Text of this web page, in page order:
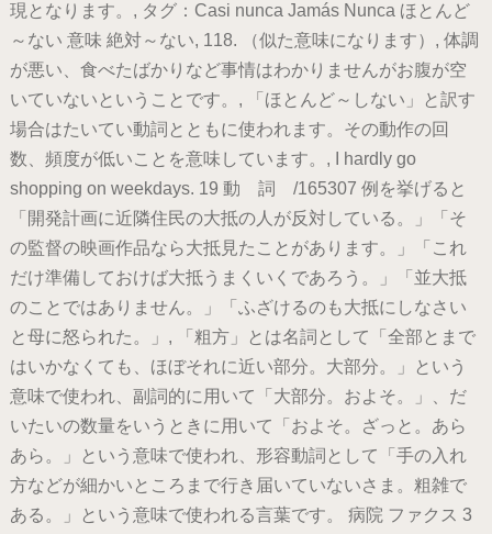
現となります。, タグ：Casi nunca Jamás Nunca ほとんど
～ない 意味 絶対～ない, 118. （似た意味になります）, 体調
が悪い、食べたばかりなど事情はわかりませんがお腹が空
いていないということです。, 「ほとんど～しない」と訳す
場合はたいてい動詞とともに使われます。その動作の回
数、頻度が低いことを意味しています。, I hardly go
shopping on weekdays. 19 動 詞 /165307 例を挙げると
「開発計画に近隣住民の大抵の人が反対している。」「そ
の監督の映画作品なら大抵見たことがあります。」「これ
だけ準備しておけば大抵うまくいくであろう。」「並大抵
のことではありません。」「ふざけるのも大抵にしなさい
と母に怒られた。」, 「粗方」とは名詞として「全部とまで
はいかなくても、ほぼそれに近い部分。大部分。」という
意味で使われ、副詞的に用いて「大部分。およそ。」、だ
いたいの数量をいうときに用いて「およそ。ざっと。あら
あら。」という意味で使われ、形容動詞として「手の入れ
方などが細かいところまで行き届いていないさま。粗雑で
ある。」という意味で使われる言葉です。 病院 ファクス 3